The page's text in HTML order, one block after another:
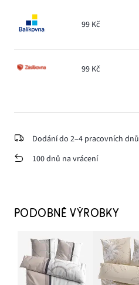
99 Kč
99 Kč
Dodání do 2–4 pracovních dnů
100 dnů na vrácení
PODOBNÉ VÝROBKY